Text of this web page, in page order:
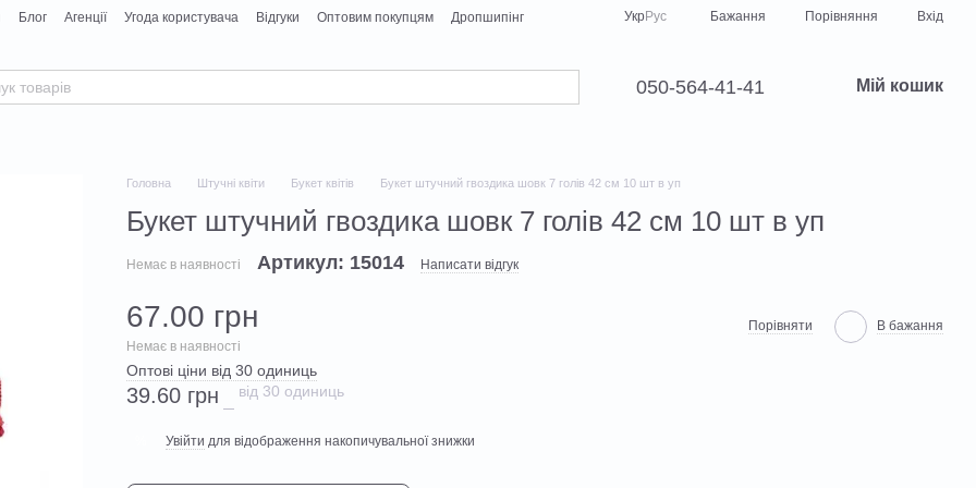
Блог Агенції Угода користувача Відгуки Оптовим покупцям
Дропшипінг
УкрРус Бажання Порівняння Вхід
050-564-41-41 Мій кошик
Головна Штучні квіти Букет квітів Букет штучний гвоздика шовк 7 голів 42 см 10 шт в уп
Букет штучний гвоздика шовк 7 голів 42 см 10 шт в уп
Немає в наявності Артикул: 15014 Написати відгук
67.00 грн
Немає в наявності
Порівняти В бажання
Оптові ціни від 30 одиниць
39.60 грн від 30 одиниць
Увійти для відображення накопичувальної знижки